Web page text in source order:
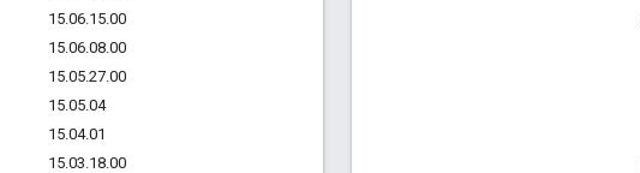
15.06.15.00
15.06.08.00
15.05.27.00
15.05.04
15.04.01
15.03.18.00